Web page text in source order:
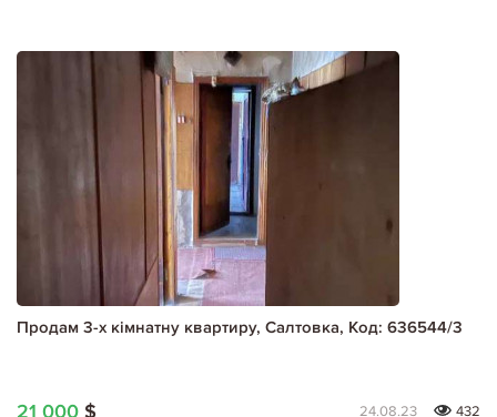
Продам 3-х кімнатну квартиру, Салтовка, Код: 636544/3
21 000 $ 24.08.23 432